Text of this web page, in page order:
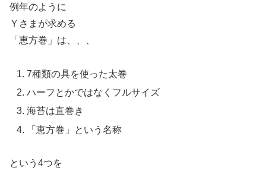
例年のように
Ｙさまが求める
「恵方巻」は、、、
7種類の具を使った太巻
ハーフとかではなくフルサイズ
海苔は直巻き
「恵方巻」という名称
という4つを